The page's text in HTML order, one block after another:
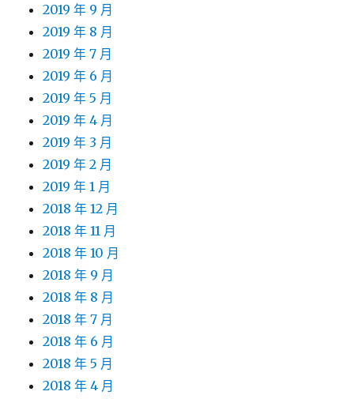
2019 年 9 月
2019 年 8 月
2019 年 7 月
2019 年 6 月
2019 年 5 月
2019 年 4 月
2019 年 3 月
2019 年 2 月
2019 年 1 月
2018 年 12 月
2018 年 11 月
2018 年 10 月
2018 年 9 月
2018 年 8 月
2018 年 7 月
2018 年 6 月
2018 年 5 月
2018 年 4 月